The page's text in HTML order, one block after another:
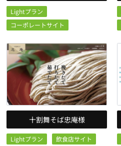
Lightプラン
コーポレートサイト
十割舞そば忠庵様
Lightプラン 飲食店サイト